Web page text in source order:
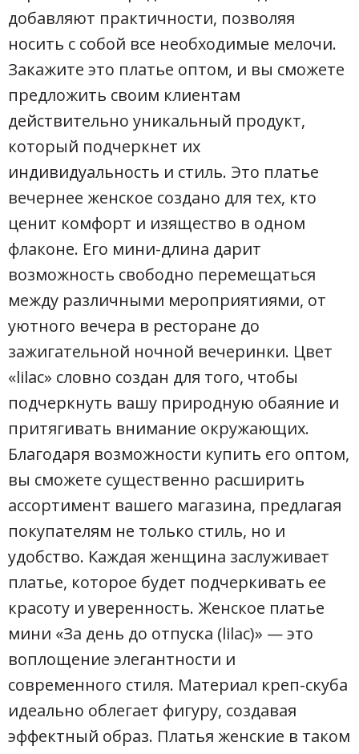
добавляют практичности, позволяя
носить с собой все необходимые мелочи.
Закажите это платье оптом, и вы сможете
предложить своим клиентам
действительно уникальный продукт,
который подчеркнет их
индивидуальность и стиль. Это платье
вечернее женское создано для тех, кто
ценит комфорт и изящество в одном
флаконе. Его мини-длина дарит
возможность свободно перемещаться
между различными мероприятиями, от
уютного вечера в ресторане до
зажигательной ночной вечеринки. Цвет
«lilac» словно создан для того, чтобы
подчеркнуть вашу природную обаяние и
притягивать внимание окружающих.
Благодаря возможности купить его оптом,
вы сможете существенно расширить
ассортимент вашего магазина, предлагая
покупателям не только стиль, но и
удобство. Каждая женщина заслуживает
платье, которое будет подчеркивать ее
красоту и уверенность. Женское платье
мини «За день до отпуска (lilac)» — это
воплощение элегантности и
современного стиля. Материал креп-скуба
идеально облегает фигуру, создавая
эффектный образ. Платья женские в таком